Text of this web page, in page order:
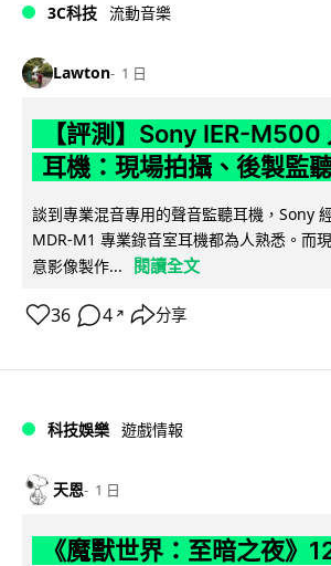
3C科技 流動音樂
Lawton 1 日
【評測】Sony IER-M500
耳機：現場拍攝、後製監
談到專業混音專用的聲音監聽耳機，Sony
MDR-M1 專業錄音室耳機都為人熟悉。而
意影像製作...
閱讀全文
36 4 ↗ 分享
科技娛樂 遊戲情報
天恩 1 日
《魔獸世界：至暗之夜》